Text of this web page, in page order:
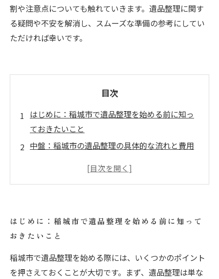
割や注意点についても触れていきます。遺品整理に関す
る疑問や不安を解消し、スムーズな準備の参考にしてい
ただければ幸いです。
目次
はじめに：稲城市で遺品整理を始める前に知っ
ておきたいこと
中盤：稲城市の遺品整理の具体的な流れと費用
中盤：信頼できる不用品回収業者の選び方と注
由を考える
まとめ：稲城市の遺品整理で安心して依頼する
ためのポイントと費用対策
稲城市の遺品整理費用を節約するための賢い方
はじめに：稲城市で遺品整理を始める前に知って
おきたいこと
稲城市で遺品整理を始める際には、いくつかのポイント
を押さえておくことが大切です。まず、遺品整理は単な